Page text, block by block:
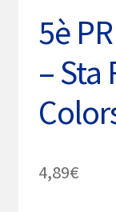
5è
– Sta
4,89€